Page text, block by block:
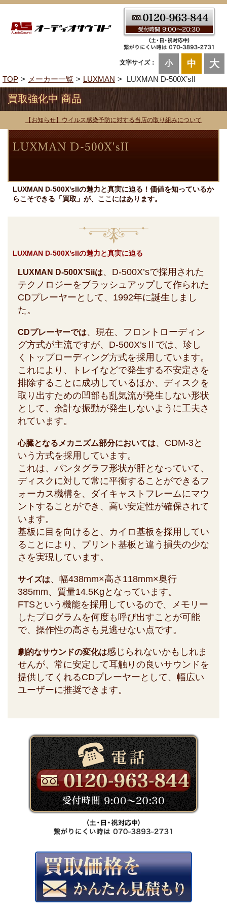
文字サイズ： 小 中 大
TOP メーカー一覧 LUXMAN LUXMAN D-500X’sII
買取強化中 商品
【お知らせ】ウイルス感染予防に対する当店の取り組みについて
LUXMAN D-500X'sIIの魅力と真実に迫る！価値を知っているか
らこそできる「買取」が、ここにはあります。
LUXMAN D-500X’sIIの魅力と真実に迫る
LUXMAN D-500X’Siiは、D-500X’sで採用された
テクノロジーをブラッシュアップして作られた
CDプレーヤーとして、1992年に誕生しまし
た。
CDプレーヤーでは、現在、フロントローディン
グ方式が主流ですが、D-500X’sⅡでは、珍し
くトップローディング方式を採用しています。
これにより、トレイなどで発生する不安定さを
排除することに成功しているほか、ディスクを
取り出すための凹部も乱気流が発生しない形状
として、余計な振動が発生しないように工夫さ
れています。
心臓となるメカニズム部分においては、CDM-3と
いう方式を採用しています。
これは、パンタグラフ形状が肝となっていて、
ディスクに対して常に平衡することができるフ
ォーカス機構を、ダイキャストフレームにマウ
ントすることができ、高い安定性が確保されて
います。
基板に目を向けると、カイロ基板を採用してい
ることにより、プリント基板と違う損失の少な
さを実現しています。
サイズは、幅438mm×高さ118mm×奥行
385mm、質量14.5Kgとなっています。
FTSという機能を採用しているので、メモリー
したプログラムを何度も呼び出すことが可能
で、操作性の高さも見逃せない点です。
劇的なサウンドの変化は感じられないかもしれま
せんが、常に安定して耳触りの良いサウンドを
提供してくれるCDプレーヤーとして、幅広い
ユーザーに推奨できます。